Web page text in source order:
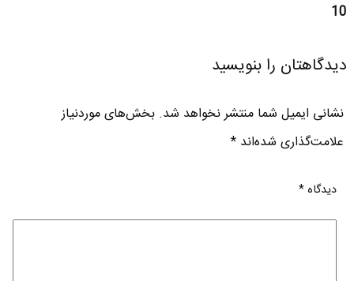
10
دیدگاهتان را بنویسید
نشانی ایمیل شما منتشر نخواهد شد. بخش‌های موردنیاز
علامت‌گذاری شده‌اند*
دیدگاه*